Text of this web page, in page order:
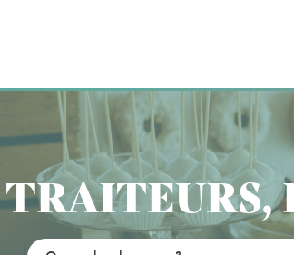
TRAITEURS,